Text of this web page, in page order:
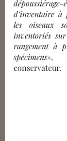
d’inventaire
les oiseaux
inventoriés
rangement à
spécimens»,
conservateur.